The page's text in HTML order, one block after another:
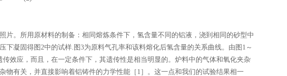
片。所用原材料的制备：相同熔炼条件下，氢含量不同的铝液，浇到相同的砂型中
凝固得图2中的试样.图3为原料气孔率和该料熔化后氢含量的关系曲线。由图1～
效应，而且，在一定条件下，其遗传性是相当明显的。炉料中的气体和氧化夹杂
物有关，并直接影响着铝铸件的力学性能［1］。这一点和我们的试验结果相一